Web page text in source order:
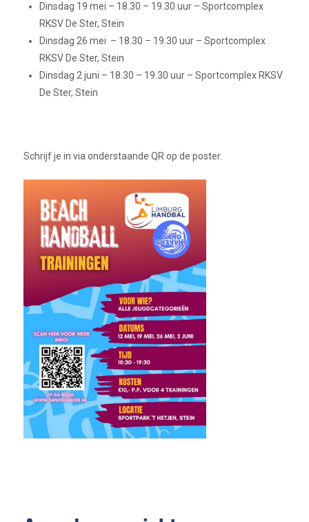
Dinsdag 19 mei – 18.30 – 19.30 uur – Sportcomplex
RKSV De Ster, Stein
Dinsdag 26 mei – 18.30 – 19.30 uur – Sportcomplex
RKSV De Ster, Stein
Dinsdag 2 juni – 18.30 – 19.30 uur – Sportcomplex RKSV
De Ster, Stein
Schrijf je in via onderstaande QR op de poster.